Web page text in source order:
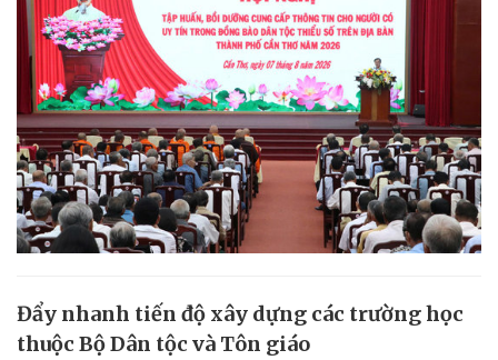
Đẩy nhanh tiến độ xây dựng các trường học
thuộc Bộ Dân tộc và Tôn giáo